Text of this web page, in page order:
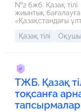
№2 бжб. Қазақ тілі. 1,2 нұсқалы. 3-тоқсан бойынша
жиынтық
«Қазақстандағы
Қазақ тілі
ТЖБ. Қазақ
тоқсанға